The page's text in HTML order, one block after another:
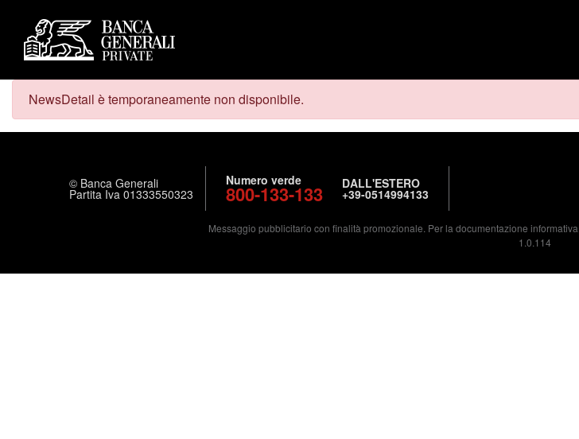
NewsDetail è temporaneamente non disponibile.
© Banca Generali
Partita Iva 01333550323
Numero verde
800-133-133 DALL'ESTERO
+39-0514994133
Messaggio pubblicitario con finalità promozionale. Per la documentazione
1.0.114